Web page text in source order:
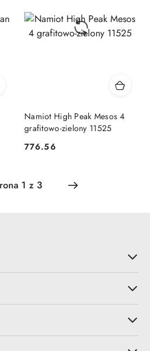
Namiot High Peak Mesos 4
grafitowo-zielony 11525
Cena:
776.56